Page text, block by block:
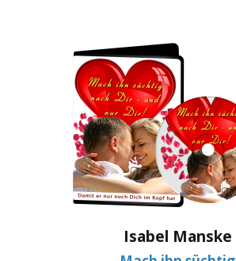
Isabel Manske